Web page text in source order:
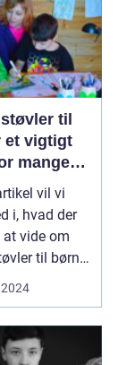
til
et vigtigt
mange
der
beskytte
mod
og
forhold
vil vi
i, hvad der
vide om
til børn,